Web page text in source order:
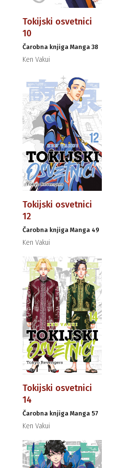
Tokijski osvetnici
10
Čarobna knjiga Manga 38
Ken Vakui
Tokijski osvetnici
12
Čarobna knjiga Manga 49
Ken Vakui
Tokijski osvetnici
14
Čarobna knjiga Manga 57
Ken Vakui